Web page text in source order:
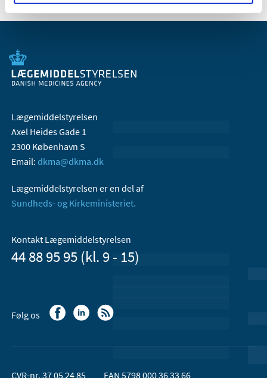
Lægemiddelstyrelsen
Axel Heides Gade 1
2300 København S
Email: dkma@dkma.dk
Lægemiddelstyrelsen er en del af
Sundheds- og Kirkeministeriet.
Kontakt Lægemiddelstyrelsen
44 88 95 95 (kl. 9 - 15)
Følg os
CVR-nr. 37 05 24 85 EAN 5798 000 36 33 66